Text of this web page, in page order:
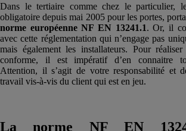
Dans le tertiaire comme chez le particulier,
obligatoire depuis mai 2005 pour les portes,
norme européenne NF EN 13241.1. Or, il
avec cette réglementation qui n’engage pas
mais également les installateurs. Pour
conforme, il est impératif d’en connaitre
Attention, il s’agit de votre responsabilité et
travail vis-à-vis du client qui est en jeu.
La norme NF EN